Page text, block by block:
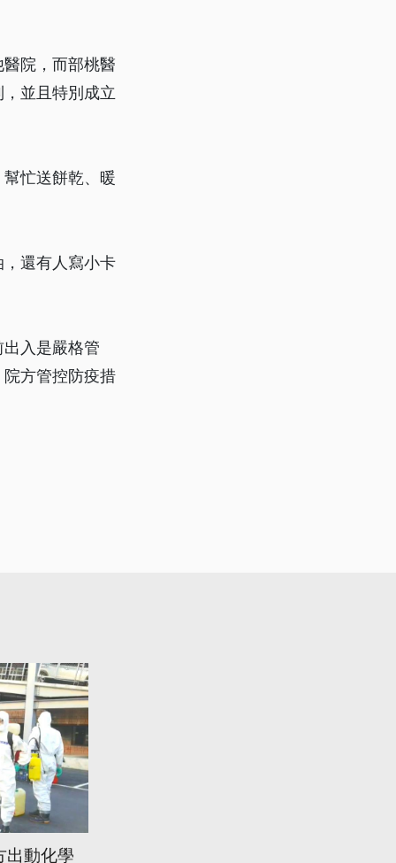
院，而部桃醫
並且特別成立
忙送餅乾、暖
還有人寫小卡
入是嚴格管
方管控防疫措
出動化學